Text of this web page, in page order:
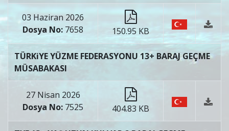
03 Haziran 2026
Dosya No: 7658 150.95 KB
TÜRKiYE YÜZME FEDERASYONU 13+ BARAJ GEÇME
MÜSABAKASI
27 Nisan 2026
Dosya No: 7525 404.83 KB